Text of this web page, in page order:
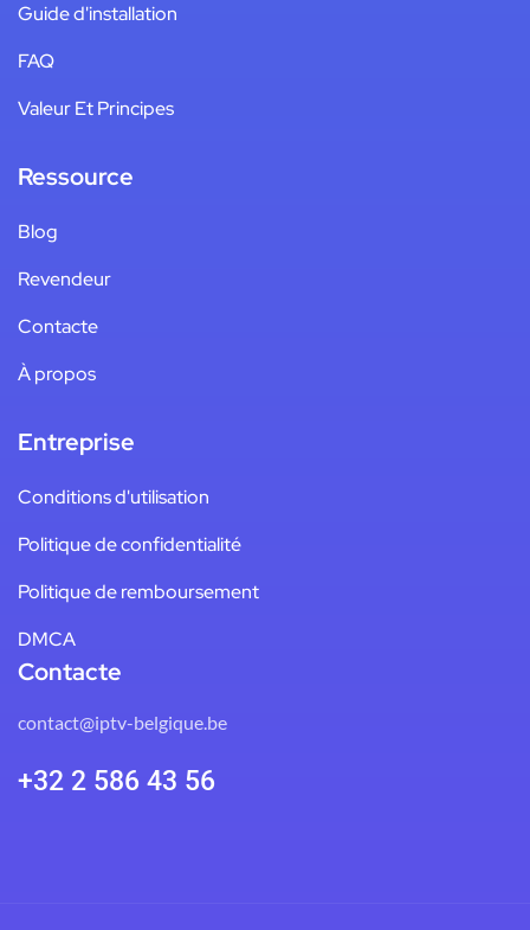
Guide d'installation
FAQ
Valeur Et Principes
Ressource
Blog
Revendeur
Contacte
À propos
Entreprise
Conditions d'utilisation
Politique de confidentialité
Politique de remboursement
DMCA
Contacte
contact@iptv-belgique.be
+32 2 586 43 56